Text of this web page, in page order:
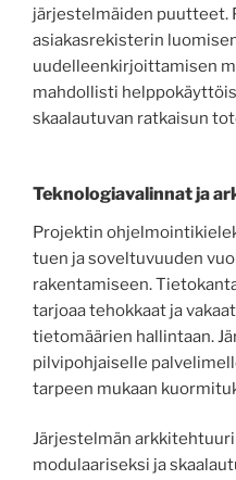
järjestelmäiden puutteet.
asiakasrekisterin
uudelleenkirjoittamisen
mahdollisti
skaalautuvan ratkaisun
Teknologiavalinnat ja
Projektin
tuen ja soveltuvuuden
rakentamiseen.
tarjoaa tehokkaat ja
tietomäärien hallintaan.
pilvipohjaiselle
tarpeen mukaan
Järjestelmän
modulaariseksi ja